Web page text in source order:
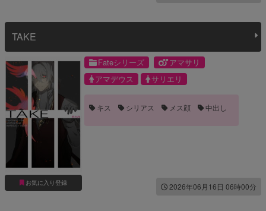
TAKE
お気に入り登録
Fateシリーズ
アマサリ
アマデウス
サリエリ
キス シリアス メス顔 中出し
2026年06月16日 06時00分